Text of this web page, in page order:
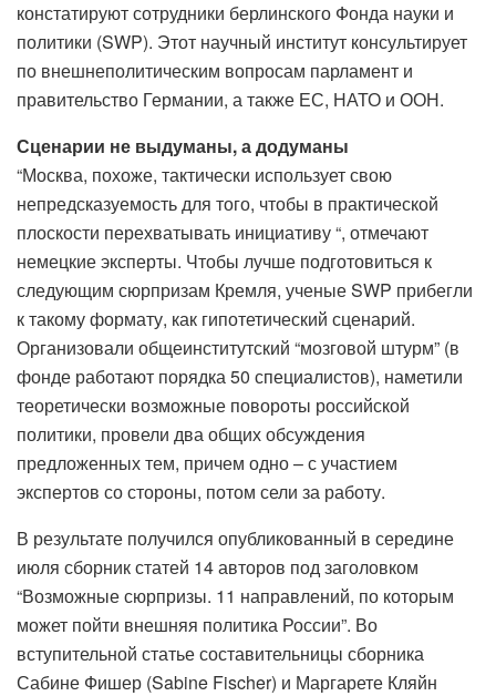
констатируют сотрудники берлинского Фонда науки и
политики (SWP). Этот научный институт консультирует
по внешнеполитическим вопросам парламент и
правительство Германии, а также ЕС, НАТО и ООН.
Сценарии не выдуманы, а додуманы
“Москва, похоже, тактически использует свою
непредсказуемость для того, чтобы в практической
плоскости перехватывать инициативу “, отмечают
немецкие эксперты. Чтобы лучше подготовиться к
следующим сюрпризам Кремля, ученые SWP прибегли
к такому формату, как гипотетический сценарий.
Организовали общеинститутский “мозговой штурм” (в
фонде работают порядка 50 специалистов), наметили
теоретически возможные повороты российской
политики, провели два общих обсуждения
предложенных тем, причем одно – с участием
экспертов со стороны, потом сели за работу.
В результате получился опубликованный в середине
июля сборник статей 14 авторов под заголовком
“Возможные сюрпризы. 11 направлений, по которым
может пойти внешняя политика России”. Во
вступительной статье составительницы сборника
Сабине Фишер (Sabine Fischer) и Маргарете Кляйн